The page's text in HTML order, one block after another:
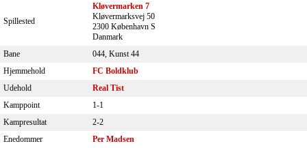
Spillested
Kløvermarken 7
Kløvermarksvej 50
2300 København S
Danmark
Bane
044, Kunst 44
Hjemmehold
FC Boldklub
Udehold
Real Tist
Kamppoint
1-1
Kampresultat
2-2
Enedommer
Per Madsen